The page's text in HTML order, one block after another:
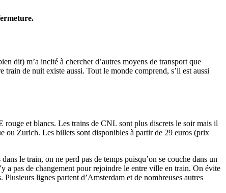
dit) m’a incité à chercher d’autres moyens de transport que
train de nuit existe aussi. Tout le monde comprend, s’il est aussi
et blancs. Les trains de CNL sont plus discrets le soir mais il
ou Zurich. Les billets sont disponibles à partir de 29 euros (prix
le train, on ne perd pas de temps puisqu’on se couche dans un
a pas de changement pour rejoindre le entre ville en train. On évite
lignes partent d’Amsterdam et de nombreuses autres